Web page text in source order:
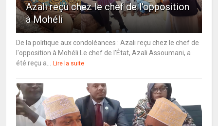
Azali reçu chez le chef de l'opposition
à Mohéli
De la politique aux condoléances : Azali reçu chez le chef de
l'opposition à Mohéli Le chef de l'État, Azali Assoumani, a
été reçu a...
Lire la suite